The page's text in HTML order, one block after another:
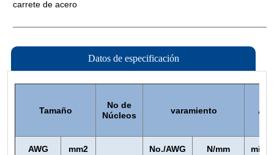
Datos de especificación